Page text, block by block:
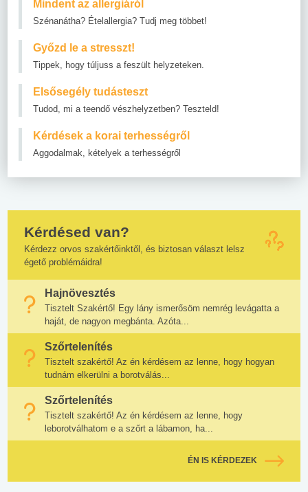
Mindent az allergiáról
Szénanátha? Ételallergia? Tudj meg többet!
Győzd le a stresszt!
Tippek, hogy túljuss a feszült helyzeteken.
Elsősegély tudásteszt
Tudod, mi a teendő vészhelyzetben? Teszteld!
Kérdések a korai terhességről
Aggodalmak, kételyek a terhességről
Kérdésed van?
Kérdezz orvos szakértőinktől, és biztosan választ lelsz
égető problémáidra!
Hajnövesztés
Tisztelt Szakértő! Egy lány ismerősöm nemrég levágatta a
haját, de nagyon megbánta. Azóta...
Szőrtelenítés
Tisztelt szakértő! Az én kérdésem az lenne, hogy hogyan
tudnám elkerülni a borotválás...
Szőrtelenítés
Tisztelt szakértő! Az én kérdésem az lenne, hogy
leborotválhatom e a szőrt a lábamon, ha...
ÉN IS KÉRDEZEK